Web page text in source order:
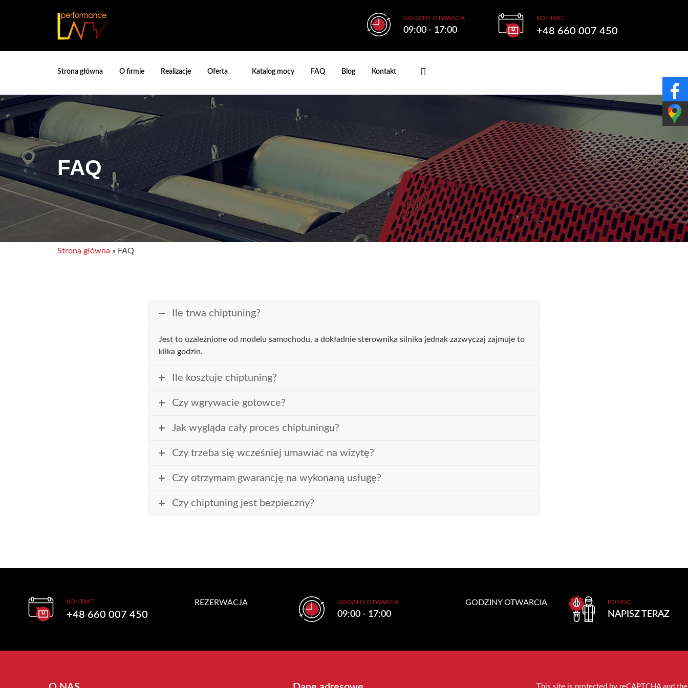
GODZINY OTWARCIA
09:00 - 17:00
KONTAKT
+48 660 007 450
Strona główna O firmie Realizacje Oferta Katalog mocy FAQ Blog Kontakt
FAQ
Strona główna » FAQ
Ile trwa chiptuning?
Jest to uzależnione od modelu samochodu, a dokładnie sterownika silnika jednak zazwyczaj zajmuje to
kilka godzin.
Ile kosztuje chiptuning?
Czy wgrywacie gotowce?
Jak wygląda cały proces chiptuningu?
Czy trzeba się wcześniej umawiać na wizytę?
Czy otrzymam gwarancję na wykonaną usługę?
Czy chiptuning jest bezpieczny?
REZERWACJA
KONTAKT
+48 660 007 450
GODZINY OTWARCIA
GODZINY OTWARCIA
09:00 - 17:00
POMOC
NAPISZ TERAZ